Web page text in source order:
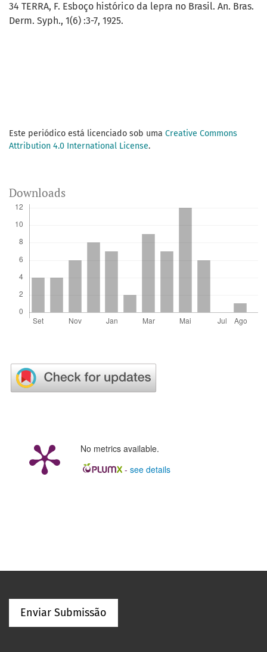
34 TERRA, F. Esboço histórico da lepra no Brasil. An. Bras.
Derm. Syph., 1(6) :3-7, 1925.
Este periódico está licenciado sob uma Creative Commons
Attribution 4.0 International License.
Downloads
No metrics available.
- see details
Enviar Submissão